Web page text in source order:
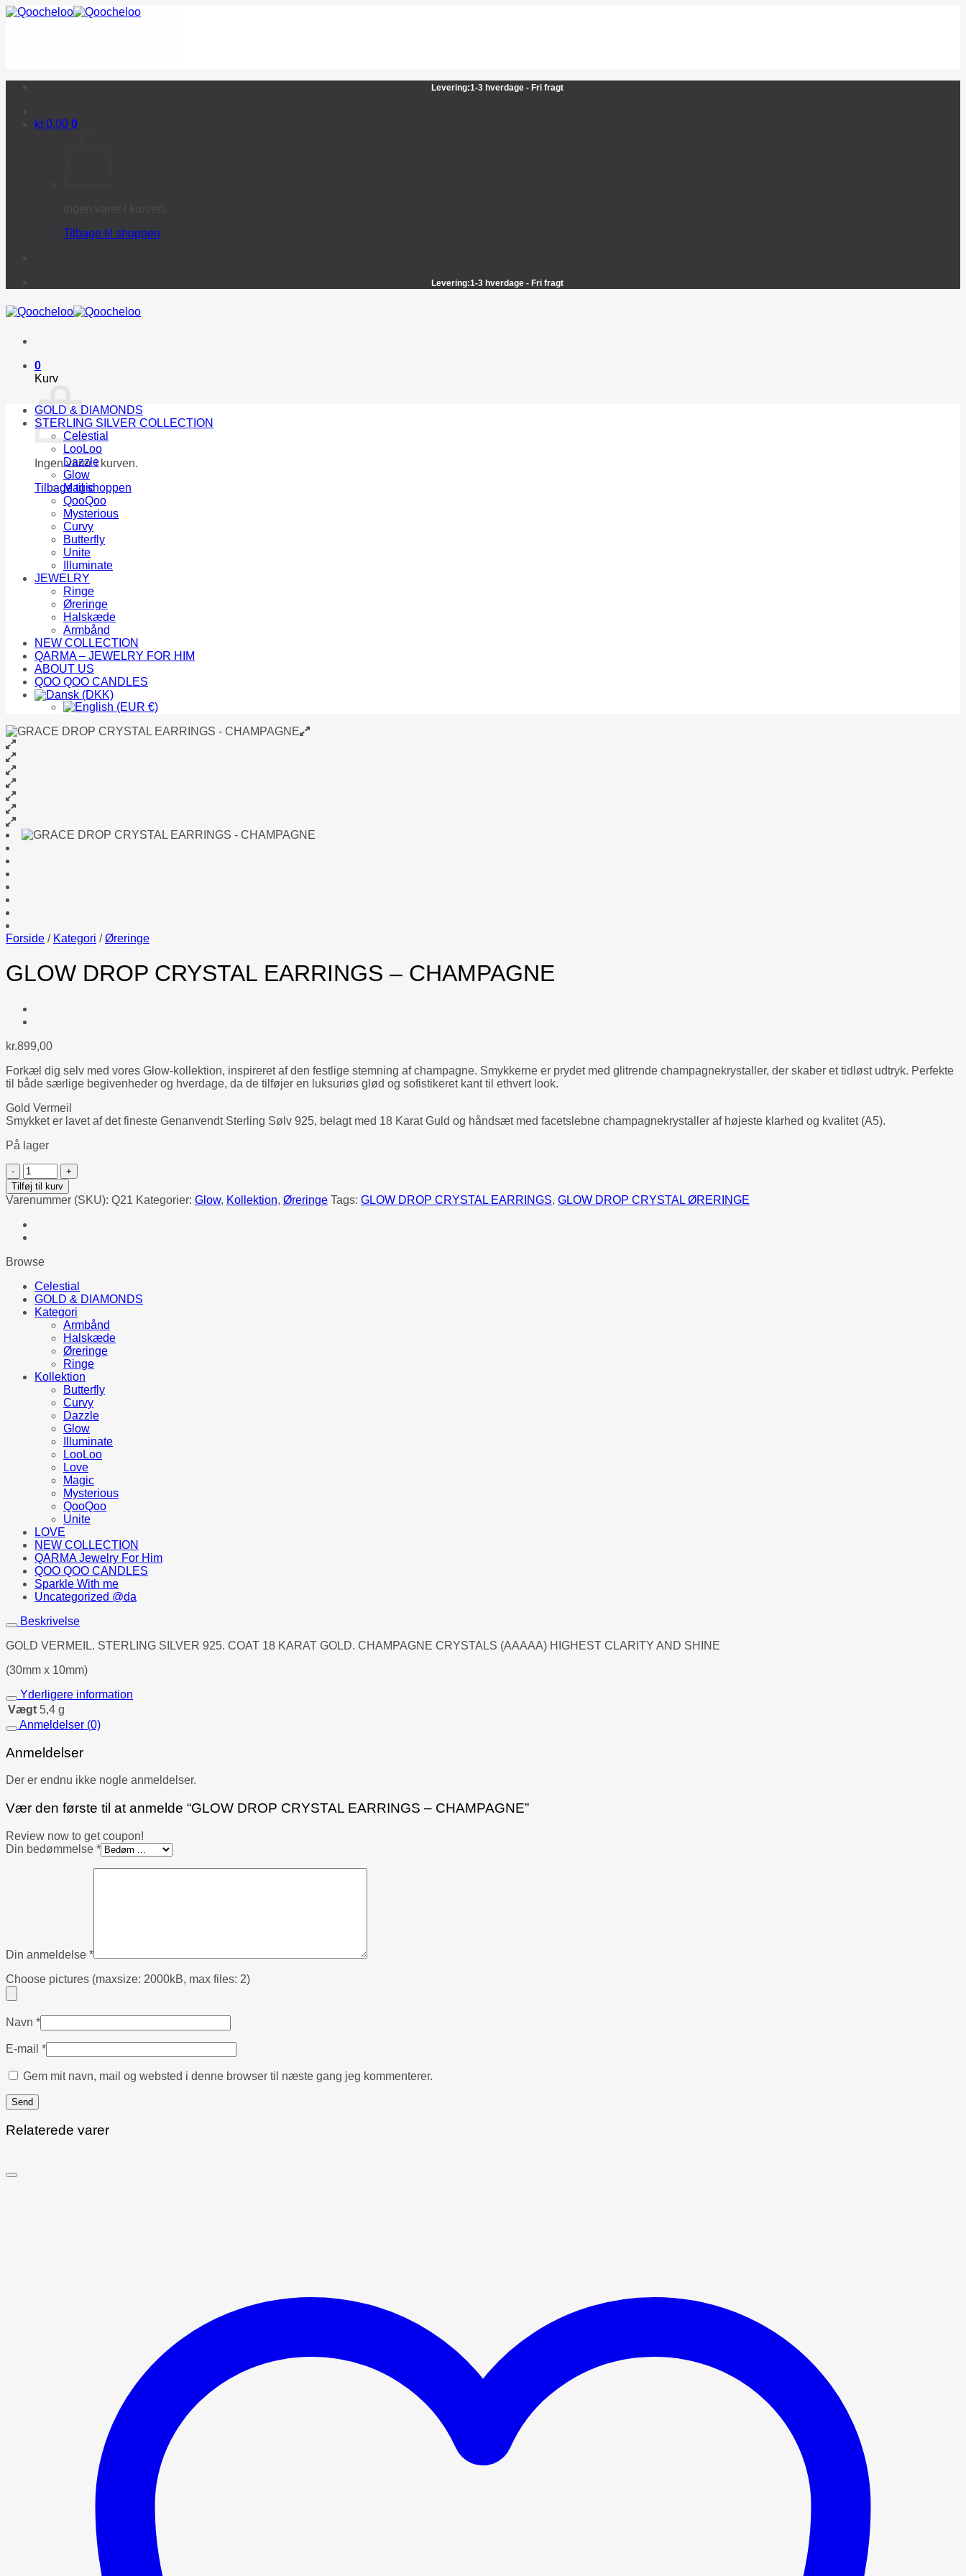
Fortsæt
Levering:1-3 hverdage - Fri fragt
kr.0,00 0
Tilbage til shoppen
Levering:1-3 hverdage - Fri fragt
0
Kurv
Ingen varer i kurven.
Tilbage til shoppen
GOLD & DIAMONDS
STERLING SILVER COLLECTION
Celestial
LooLoo
Dazzle
Glow
Magic
QooQoo
Mysterious
Curvy
Butterfly
Unite
Illuminate
JEWELRY
Ringe
Øreringe
Halskæde
Armbånd
NEW COLLECTION
QARMA – JEWELRY FOR HIM
ABOUT US
QOO QOO CANDLES
Forside / Kategori / Øreringe
GLOW DROP CRYSTAL EARRINGS – CHAMPAGNE
kr.899,00
Forkæl dig selv med vores Glow-kollektion, inspireret af den festlige stemning af champagne. Smykkerne er prydet med glitrende champagnekrystaller, der skaber et tidløst udtryk. Perfekte
til både særlige begivenheder og hverdage, da de tilføjer en luksuriøs glød og sofistikeret kant til ethvert look.
Gold Vermeil
Smykket er lavet af det fineste Genanvendt Sterling Sølv 925, belagt med 18 Karat Guld og håndsæt med facetslebne champagnekrystaller af højeste klarhed og kvalitet (A5).
På lager
GLOW
DROP
CRYSTAL
EARRINGS
-
CHAMPAGNE
Tilføj til kurv
Varenummer (SKU): Q21 Kategorier: Glow, Kollektion, Øreringe Tags: GLOW DROP CRYSTAL EARRINGS, GLOW DROP CRYSTAL ØRERINGE
Browse
Celestial
GOLD & DIAMONDS
Kategori
Armbånd
Halskæde
Øreringe
Ringe
Kollektion
Butterfly
Curvy
Dazzle
Glow
Illuminate
LooLoo
Love
Magic
Mysterious
QooQoo
Unite
LOVE
NEW COLLECTION
QARMA Jewelry For Him
QOO QOO CANDLES
Sparkle With me
Uncategorized @da
Beskrivelse
GOLD VERMEIL. STERLING SILVER 925. COAT 18 KARAT GOLD. CHAMPAGNE CRYSTALS (AAAAA) HIGHEST CLARITY AND SHINE
(30mm x 10mm)
Yderligere information
Vægt 5,4 g
Anmeldelser (0)
Anmeldelser
Der er endnu ikke nogle anmeldelser.
Vær den første til at anmelde “GLOW DROP CRYSTAL EARRINGS – CHAMPAGNE”
Review now to get coupon!
Din bedømmelse *
Din anmeldelse *
Choose pictures (maxsize: 2000kB, max files: 2)
Navn *
E-mail *
Gem mit navn, mail og websted i denne browser til næste gang jeg kommenterer.
Relaterede varer